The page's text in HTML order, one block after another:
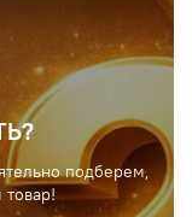
подберем,